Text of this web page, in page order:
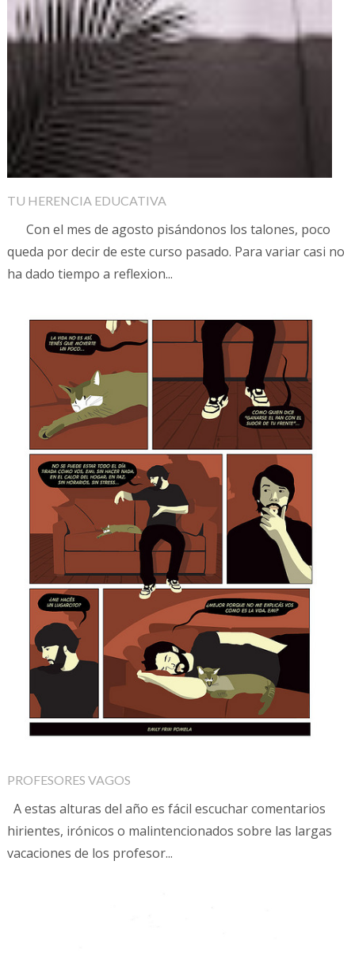
TU HERENCIA EDUCATIVA
Con el mes de agosto pisándonos los talones, poco
queda por decir de este curso pasado. Para variar casi no
ha dado tiempo a reflexion...
PROFESORES VAGOS
A estas alturas del año es fácil escuchar comentarios
hirientes, irónicos o malintencionados sobre las largas
vacaciones de los profesor...